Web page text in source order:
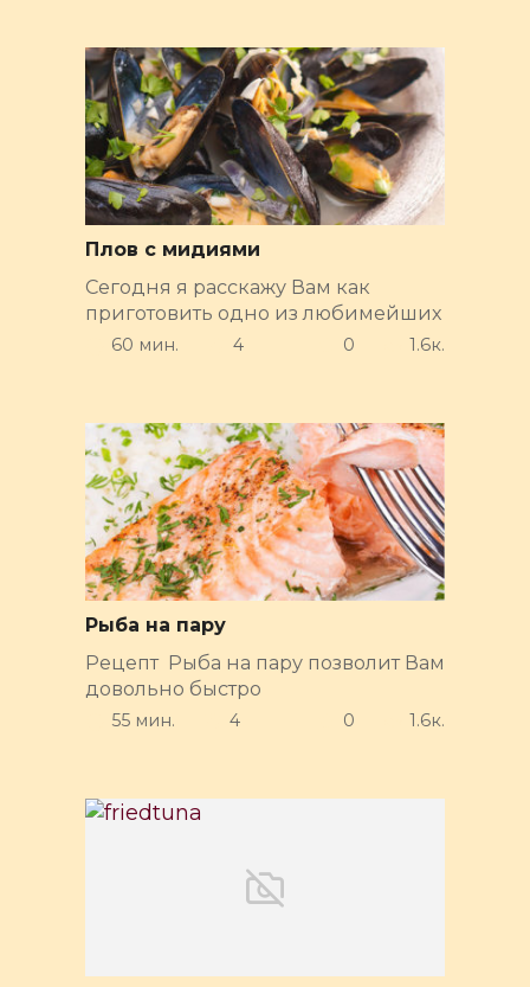
Плов с мидиями
Сегодня я расскажу Вам как
приготовить одно из любимейших
60 мин. 4 0 1.6к.
Рыба на пару
Рецепт Рыба на пару позволит Вам
довольно быстро
55 мин. 4 0 1.6к.